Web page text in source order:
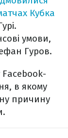
Кубка
умови,
Гуров.
Facebook-
в якому
причину